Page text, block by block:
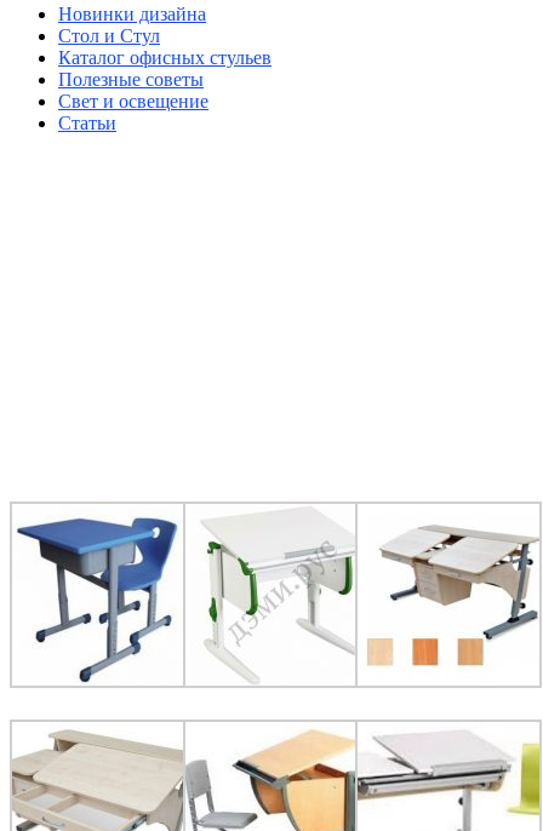
Новинки дизайна
Стол и Стул
Каталог офисных стульев
Полезные советы
Свет и освещение
Статьи